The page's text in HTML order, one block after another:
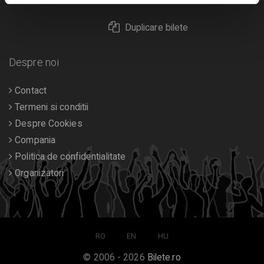
Duplicare bilete
Despre noi
Contact
Termeni si conditii
Despre Cookies
Compania
Politica de confidentialitate
Organizatori
RO EN HU
© 2006 - 2026 Bilete.ro